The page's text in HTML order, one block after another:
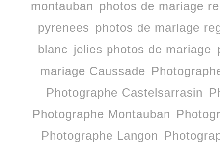
montauban photos de mariage
pyrenees photos de mariage
blanc jolies photos de mariage
mariage Caussade
Photographe Castelsarrasin
Photographe Montauban
Photographe Langon